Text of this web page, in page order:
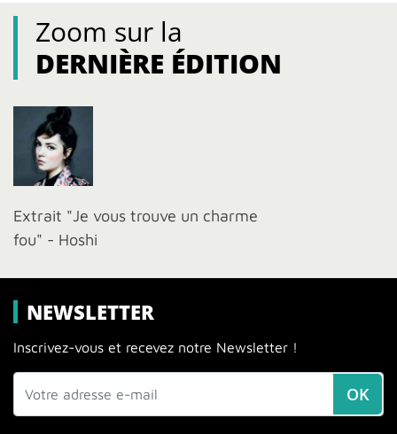
Zoom sur la
DERNIÈRE ÉDITION
Extrait "Je vous trouve un charme
fou" - Hoshi
NEWSLETTER
Inscrivez-vous et recevez notre Newsletter !
OK